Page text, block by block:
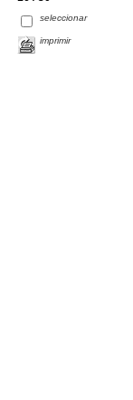
seleccionar
imprimir